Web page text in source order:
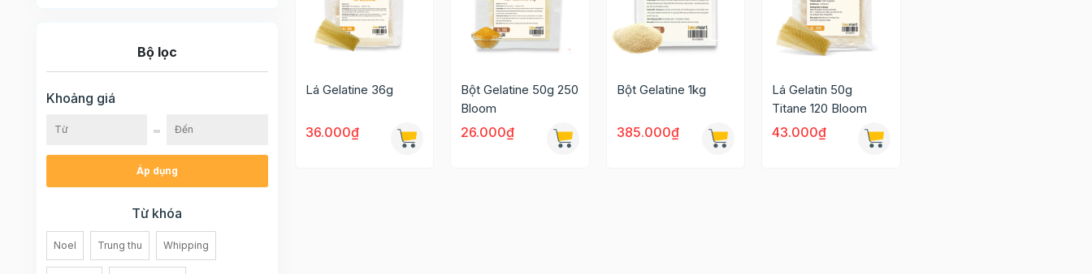
Bộ lọc
Khoảng giá
Áp dụng
Từ khóa
Noel Trung thu Whipping
Lá Gelatine 36g
36.000₫
Bột Gelatine 50g 250
Bloom
26.000₫
Bột Gelatine 1kg
385.000₫
Lá Gelatin 50g
Titane 120 Bloom
43.000₫